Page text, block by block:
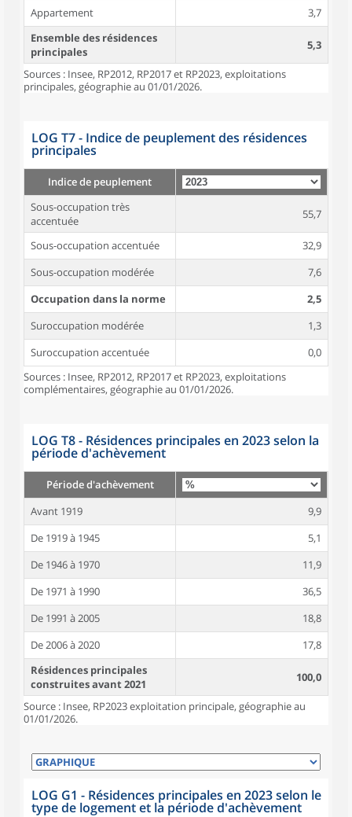
Appartement
3,7
Ensemble des résidences
principales
5,3
Sources : Insee, RP2012, RP2017 et RP2023, exploitations
principales, géographie au 01/01/2026.
LOG T7 - Indice de peuplement des résidences
principales
Indice de peuplement
Sous-occupation très
accentuée
55,7
Sous-occupation accentuée
32,9
Sous-occupation modérée
7,6
Occupation dans la norme
2,5
Suroccupation modérée
1,3
Suroccupation accentuée
0,0
Sources : Insee, RP2012, RP2017 et RP2023, exploitations
complémentaires, géographie au 01/01/2026.
LOG T8 - Résidences principales en 2023 selon la
période d'achèvement
Période d'achèvement
Avant 1919
9,9
De 1919 à 1945
5,1
De 1946 à 1970
11,9
De 1971 à 1990
36,5
De 1991 à 2005
18,8
De 2006 à 2020
17,8
Résidences principales
construites avant 2021
100,0
Source : Insee, RP2023 exploitation principale, géographie au
01/01/2026.
LOG G1 - Résidences principales en 2023 selon le
type de logement et la période d'achèvement